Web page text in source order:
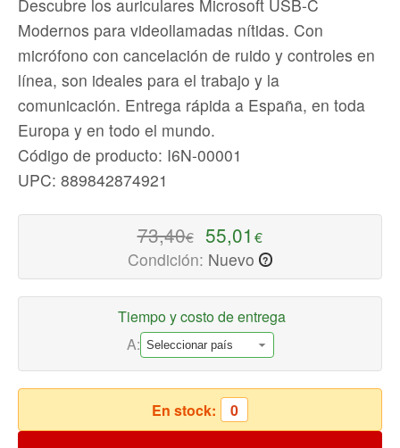
I6N-
00001
con
cable
-
Alta
calidad
Auriculares
Cable
todo
Descubre los auriculares Microsoft USB-C
Modernos para videollamadas nítidas. Con
micrófono con cancelación de ruido y controles en
línea, son ideales para el trabajo y la
comunicación. Entrega rápida a España, en toda
Europa y en todo el mundo.
Código de producto: I6N-00001
UPC: 889842874921
73,40€ 55,01 €
Condición: Nuevo ?
Tiempo y costo de entrega
A:
En stock: 0